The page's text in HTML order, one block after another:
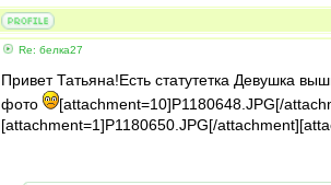
Re: белка27
Привет Татьяна!Есть статутетка Девушка
фото
[attachment=10]P1180648.JPG[/
[attachment=1]P1180650.JPG[/